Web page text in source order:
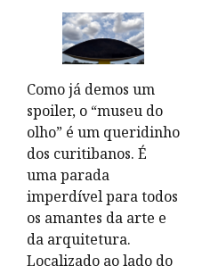
Como já demos um
spoiler, o “museu do
olho” é um queridinho
dos curitibanos. É
uma parada
imperdível para todos
os amantes da arte e
da arquitetura.
Localizado ao lado do